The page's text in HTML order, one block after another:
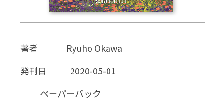
外国語
著者
Ryuho Okawa
発刊日
2020-05-01
ペーパーバック